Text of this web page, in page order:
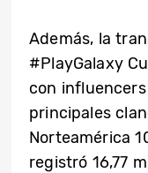
Además, la
#PlayGalaxy
con
principales
Norteamérica
registró 16,77